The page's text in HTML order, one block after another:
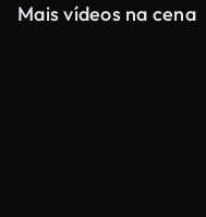
Mais vídeos na cena